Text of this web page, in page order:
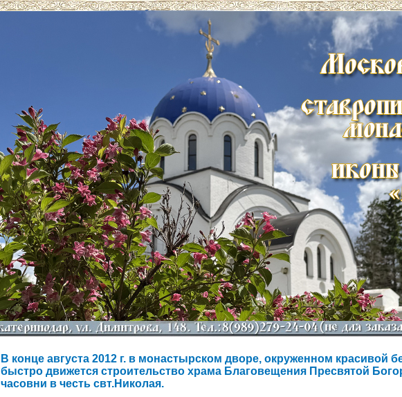
В конце августа 2012 г. в монастырском дворе, окруженном красивой
быстро движется строительство храма Благовещения Пресвятой
часовни в честь свт.Николая.